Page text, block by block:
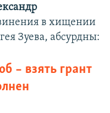
в хищении
Зуева, абсурдны:
– взять грант